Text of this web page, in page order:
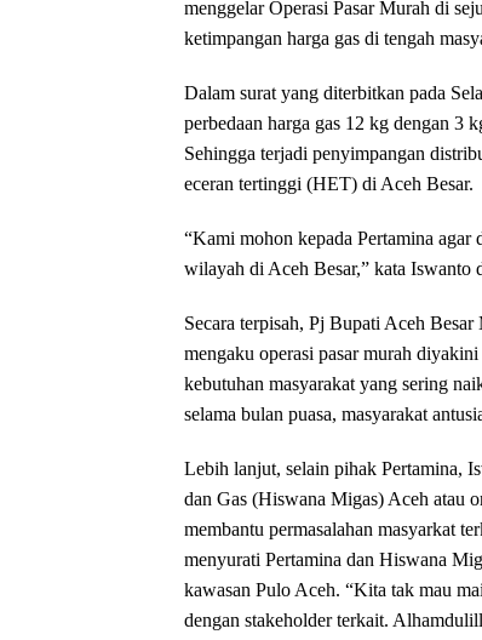
menggelar Operasi Pasar Murah di
ketimpangan harga gas di tengah
Dalam surat yang diterbitkan pada
perbedaan harga gas 12 kg dengan 3
Sehingga terjadi penyimpangan
eceran tertinggi (HET) di Aceh Besar.
“Kami mohon kepada Pertamina agar
wilayah di Aceh Besar,” kata Iswanto
Secara terpisah, Pj Bupati Aceh
mengaku operasi pasar murah
kebutuhan masyarakat yang sering
selama bulan puasa, masyarakat
Lebih lanjut, selain pihak Pertamina,
dan Gas (Hiswana Migas) Aceh atau
membantu permasalahan masyarkat
menyurati Pertamina dan Hiswana
kawasan Pulo Aceh. “Kita tak mau
dengan stakeholder terkait.